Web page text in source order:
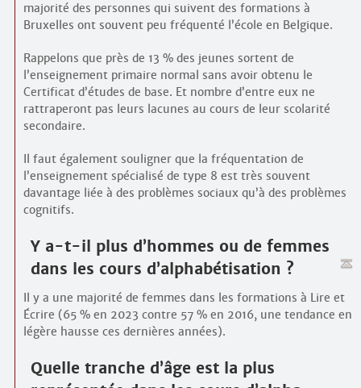
majorité des personnes qui suivent des formations à
Bruxelles ont souvent peu fréquenté l’école en Belgique.
Rappelons que près de 13 % des jeunes sortent de
l’enseignement primaire normal sans avoir obtenu le
Certificat d’études de base. Et nombre d’entre eux ne
rattraperont pas leurs lacunes au cours de leur scolarité
secondaire.
Il faut également souligner que la fréquentation de
l’enseignement spécialisé de type 8 est très souvent
davantage liée à des problèmes sociaux qu’à des problèmes
cognitifs.
Y a-t-il plus d’hommes ou de femmes
dans les cours d’alpha­bétisation ?
Il y a une majorité de femmes dans les formations à Lire et
Écrire (65 % en 2023 contre 57 % en 2016, une tendance en
légère hausse ces dernières années).
Quelle tranche d’âge est la plus